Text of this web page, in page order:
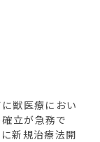
獣医療におい
立が急務で
新規治療法開